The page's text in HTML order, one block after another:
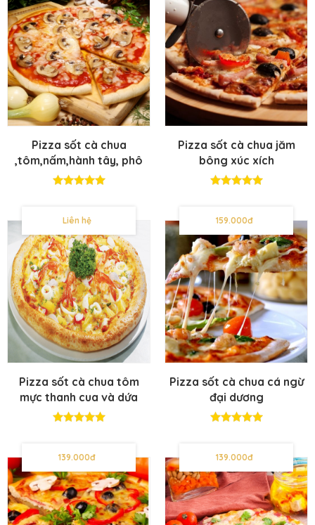
Pizza sốt cà chua
,tôm,nấm,hành tây, phô
mai
Pizza sốt cà chua jăm
bông xúc xích
Liên hệ
Pizza sốt cà chua tôm
mực thanh cua và dứa
159.000đ
Pizza sốt cà chua cá ngừ
đại dương
139.000đ 139.000đ